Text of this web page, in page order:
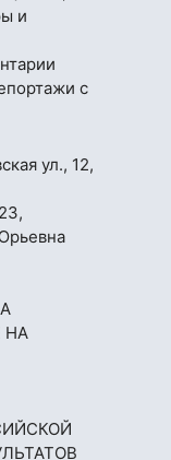
и
с
ул., 12,
,
НА